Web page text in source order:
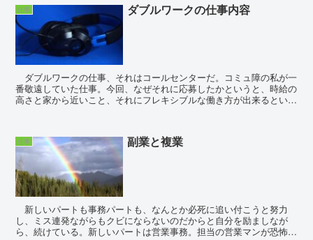
仕事 ダブルワークの仕事内容
ダブルワークの仕事、それはコールセンターだ。コミュ障の私が一
番敬遠していた仕事。今回、なぜそれに応募したかというと、時給の
高さと家から近いこと、それにフレキシブルな働き方が出来るという
仕事 副業と複業
新しいパートも事務パートも、なんとか必死に追い付こうと努力
し、ミス連発ながらもクビにならないのだからと自分を励ましなが
ら、続けている。新しいパートは営業事務。担当の営業マンが恐怖。